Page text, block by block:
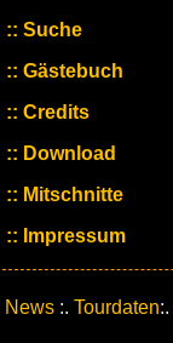
Suche
Gästebuch
Credits
Download
Mitschnitte
Impressum
News :. Tourdaten:.